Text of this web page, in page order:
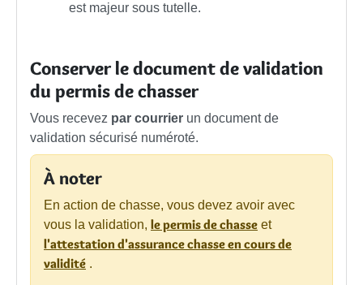
est majeur sous tutelle.
Conserver le document de validation
du permis de chasser
Vous recevez par courrier un document de
validation sécurisé numéroté.
À noter
En action de chasse, vous devez avoir avec
vous la validation, le permis de chasse et
l'attestation d'assurance chasse en cours de
validité .